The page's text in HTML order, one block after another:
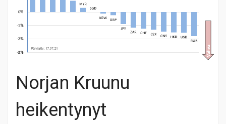
Norjan Kruunu
heikentynyt